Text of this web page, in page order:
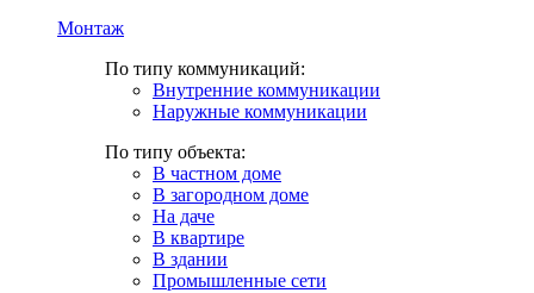
Монтаж
По типу коммуникаций:
Внутренние коммуникации
Наружные коммуникации
По типу объекта:
В частном доме
В загородном доме
На даче
В квартире
В здании
Промышленные сети